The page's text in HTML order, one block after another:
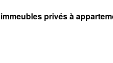
privés à